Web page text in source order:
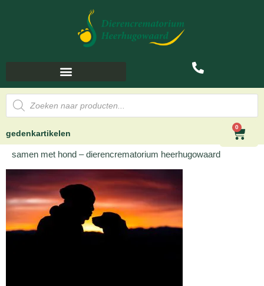
gedenkartikelen
0
samen met hond – dierencrematorium heerhugowaard